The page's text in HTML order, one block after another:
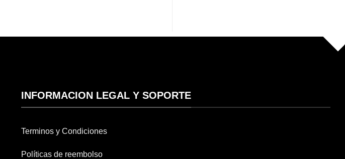
INFORMACION LEGAL Y SOPORTE
Terminos y Condiciones
Políticas de reembolso